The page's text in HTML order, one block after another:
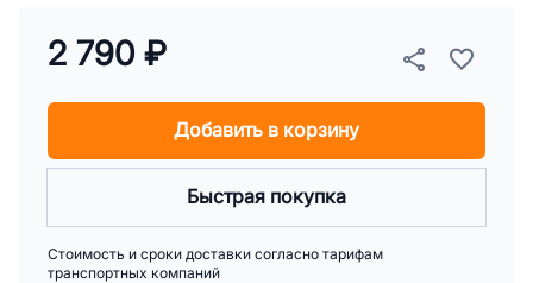
2 790 ₽
Добавить в корзину
Быстрая покупка
Стоимость и сроки доставки согласно тарифам
транспортных компаний